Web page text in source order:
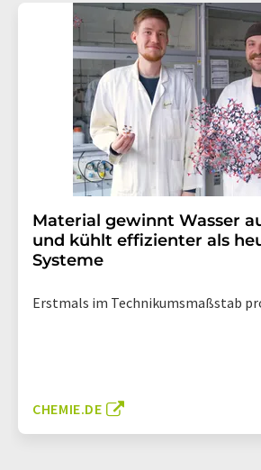
Material gewinnt Wasser
und kühlt effizienter als
Systeme
Erstmals im Technikumsmaßstab
CHEMIE.DE